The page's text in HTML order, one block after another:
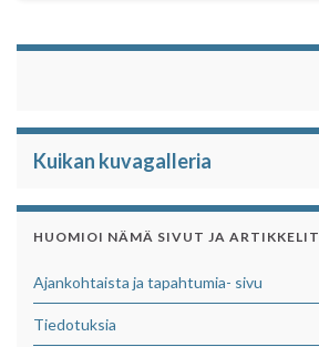
Kuikan kuvagalleria
HUOMIOI NÄMÄ SIVUT JA ARTIKKELIT
Ajankohtaista ja tapahtumia- sivu
Tiedotuksia